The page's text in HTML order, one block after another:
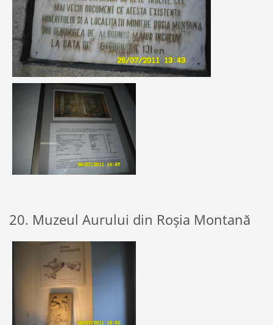
20. Muzeul Aurului din Roșia Montană